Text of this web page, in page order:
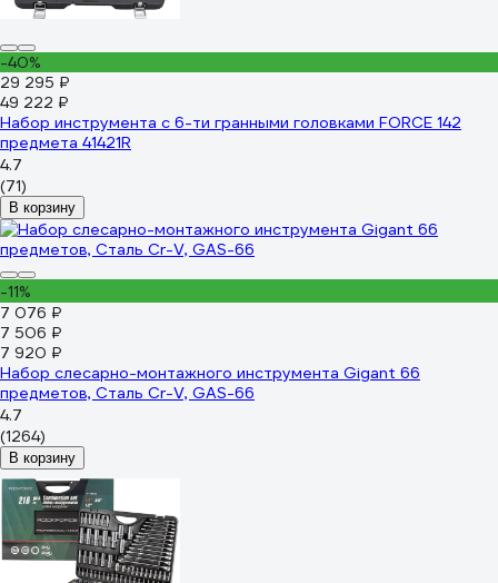
-40%
29 295 ₽
49 222 ₽
Набор инструмента с 6-ти гранными головками FORCE 142
предмета 41421R
4.7
(71)
В корзину
-11%
7 076 ₽
7 506 ₽
7 920 ₽
Набор слесарно-монтажного инструмента Gigant 66
предметов, Сталь Cr-V, GAS-66
4.7
(1264)
В корзину